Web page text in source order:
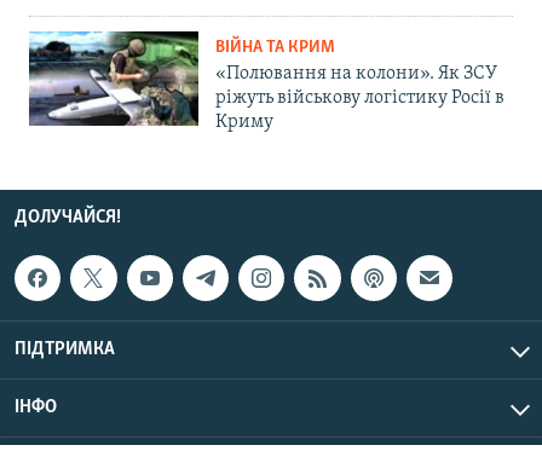
ВІЙНА ТА КРИМ
«Полювання на колони». Як ЗСУ
ріжуть військову логістику Росії в
Криму
ДОЛУЧАЙСЯ!
ПІДТРИМКА
ІНФО